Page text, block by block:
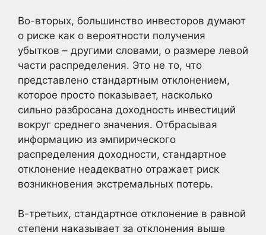
Во-вторых, большинство инвесторов думают
о риске как о вероятности получения
убытков – другими словами, о размере левой
части распределения. Это не то, что
представлено стандартным отклонением,
которое просто показывает, насколько
сильно разбросана доходность инвестиций
вокруг среднего значения. Отбрасывая
информацию из эмпирического
распределения доходности, стандартное
отклонение неадекватно отражает риск
возникновения экстремальных потерь.
В-третьих, стандартное отклонение в равной
степени наказывает за отклонения выше